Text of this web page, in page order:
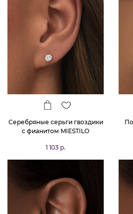
Серебряные серьги гвоздики
с фианитом MIESTILO
1 103 р.